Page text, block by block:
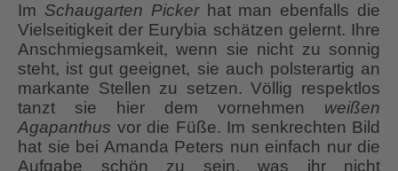
Im Schaugarten Pickerhat man ebenfalls die
Vielseitigkeit der Eurybia schätzen gelernt. Ihre
Anschmiegsamkeit, wenn sie nicht zu sonnig
steht, ist gut geeignet, sie auch polsterartig an
markante Stellen zu setzen. Völlig respektlos
tanzt sie hier dem vornehmen weißen
Agapanthus vor die Füße. Im senkrechten Bild
hat sie bei Amanda Peters nun einfach nur die
Aufgabe schön zu sein, was ihr nicht